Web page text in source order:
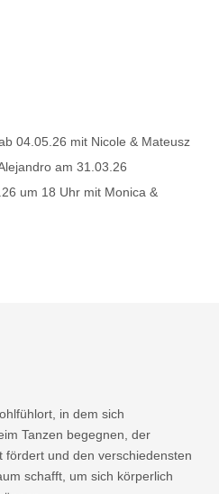
04.05.26 mit Nicole & Mateusz
am 31.03.26
um 18 Uhr mit Monica &
in dem sich
Tanzen begegnen, der
fördert und den verschiedensten
schafft, um sich körperlich